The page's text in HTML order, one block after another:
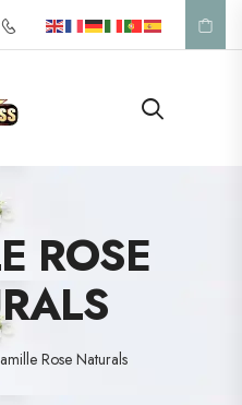
Appelez-nous: +33 1 42 57 39 53
ROSE
Rose Naturals